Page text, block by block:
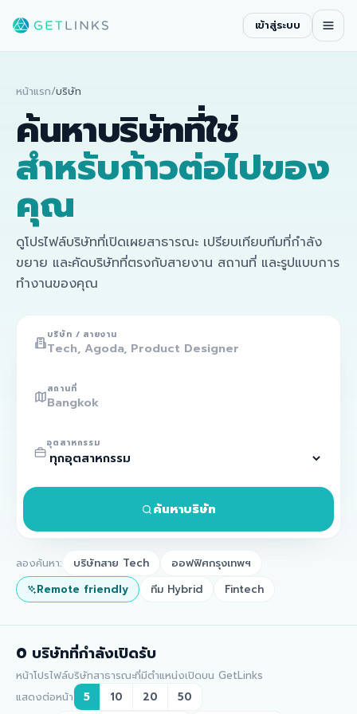
เข้าสู่ระบบ
หน้าแรก/บริษัท
ค้นหาบริษัทที่ใช่
สำหรับก้าวต่อไปของ
คุณ
ดูโปรไฟล์บริษัทที่เปิดเผยสาธารณะ เปรียบเทียบทีมที่กำลัง
ขยาย และคัดบริษัทที่ตรงกับสายงาน สถานที่ และรูปแบบการ
ทำงานของคุณ
บริษัท / สายงาน
สถานที่
อุตสาหกรรม
ค้นหาบริษัท
ลองค้นหา: บริษัทสาย Tech
ออฟฟิศกรุงเทพฯ
Remote friendly
ทีม Hybrid Fintech
0 บริษัทที่กำลังเปิดรับ
หน้าโปรไฟล์บริษัทสาธารณะที่มีตำแหน่งเปิดบน GetLinks
แสดงต่อหน้า
5 10 20 50